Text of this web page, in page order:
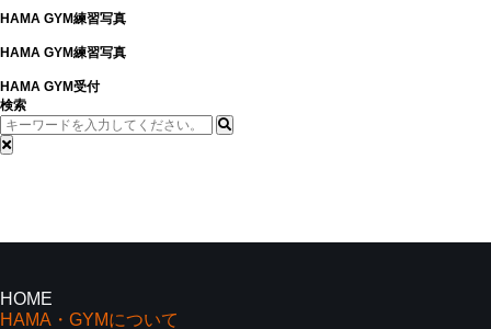
HAMA GYM練習写真
HAMA GYM練習写真
HAMA GYM受付
検索
HOME
HAMA・GYMについて